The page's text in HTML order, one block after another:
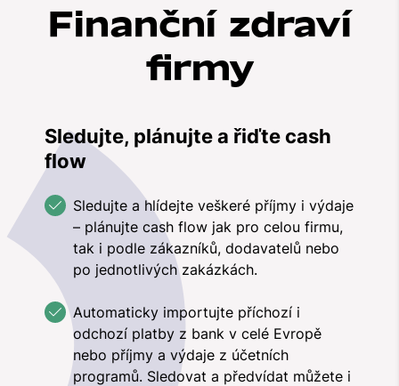
Finanční zdraví
firmy
Sledujte, plánujte a řiďte cash
flow
Sledujte a hlídejte veškeré příjmy i výdaje
– plánujte cash flow jak pro celou firmu,
tak i podle zákazníků, dodavatelů nebo
po jednotlivých zakázkách.
Automaticky importujte příchozí i
odchozí platby z bank v celé Evropě
nebo příjmy a výdaje z účetních
programů. Sledovat a předvídat můžete i